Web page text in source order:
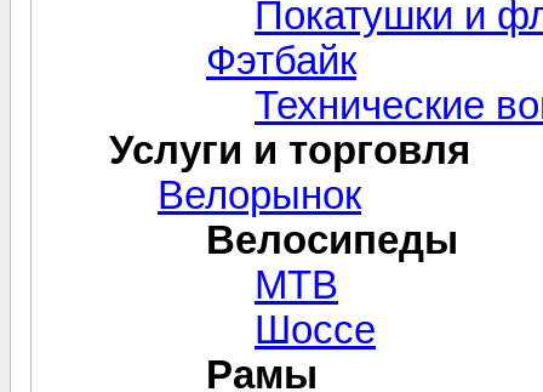
Покатушки и
Фэтбайк
Технические
Услуги и торговля
Велорынок
Велосипеды
MTB
Шоссе
Рамы